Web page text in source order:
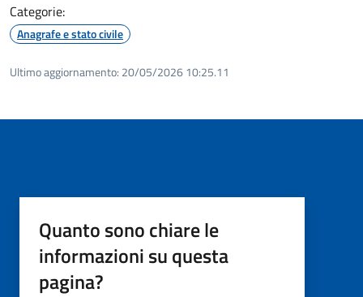
Categorie:
Anagrafe e stato civile
Ultimo aggiornamento: 20/05/2026 10:25.11
Quanto sono chiare le
informazioni su questa
pagina?